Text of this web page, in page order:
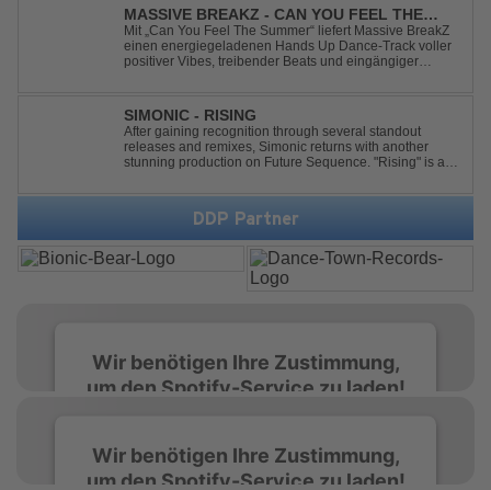
MASSIVE BREAKZ - CAN YOU FEEL THE
SUMMER
Mit „Can You Feel The Summer“ liefert Massive BreakZ
einen energiegeladenen Hands Up Dance-Track voller
positiver Vibes, treibender Beats und eingängiger
Tanzfläche – perfekt für Clubs, Festivals...
SIMONIC - RISING
After gaining recognition through several standout
releases and remixes, Simonic returns with another
stunning production on Future Sequence. "Rising" is a
combining breathtaking vocals, uplifting energy, and
goosebump-inducing melodies. A must-...
DDP Partner
Wir benötigen Ihre Zustimmung,
um den Spotify-Service zu laden!
einzubetten. Dieser Service kann Daten zu
Ihren Aktivitäten sammeln. Bitte lesen Sie die
Wir benötigen Ihre Zustimmung,
um den Spotify-Service zu laden!